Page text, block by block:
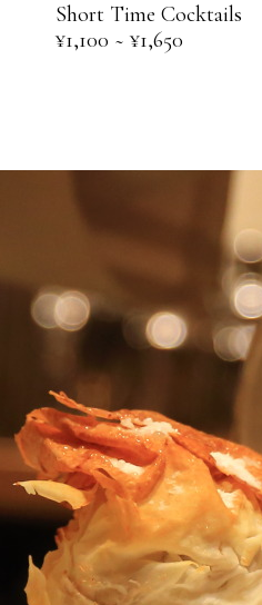
Short Time Cocktails
¥1,100 ~ ¥1,650